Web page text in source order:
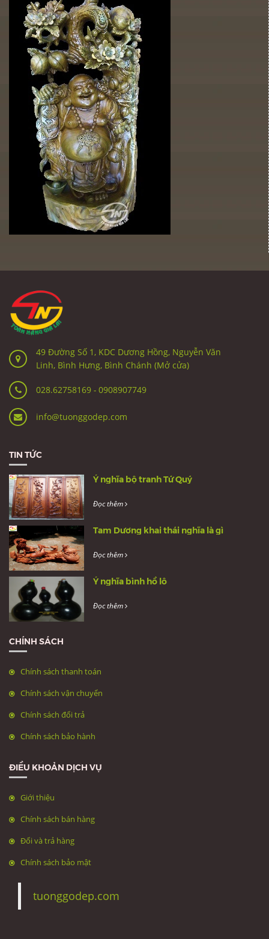
49 Đường Số 1, KDC Dương Hồng, Nguyễn Văn
Linh, Bình Hưng, Bình Chánh (Mở cửa)
028.62758169 - 0908907749
info@tuonggodep.com
TIN TỨC
Ý nghĩa bộ tranh Tứ Quý
Đọc thêm
Tam Dương khai thái nghĩa là gì
Đọc thêm
Ý nghĩa bình hồ lô
Đọc thêm
CHÍNH SÁCH
Chính sách thanh toán
Chính sách vận chuyển
Chính sách đổi trả
Chính sách bảo hành
ĐIỀU KHOẢN DỊCH VỤ
Giới thiệu
Chính sách bán hàng
Đổi và trả hàng
Chính sách bảo mật
tuonggodep.com